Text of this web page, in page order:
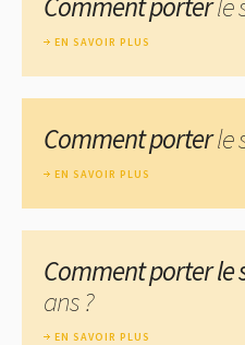
EN SAVOIR PLUS
Comment porterle
EN SAVOIR PLUS
Comment porter le
ans ?
EN SAVOIR PLUS